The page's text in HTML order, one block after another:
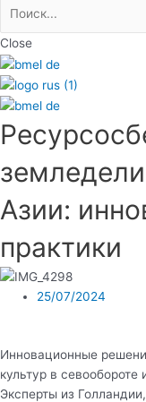
Close
Азии:
практики
25/07/2024
Инновационные
культур в
Эксперты из